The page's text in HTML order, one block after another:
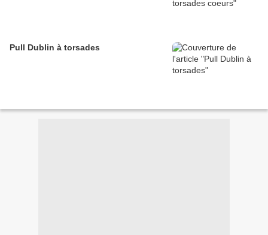
Pull Dublin à torsades